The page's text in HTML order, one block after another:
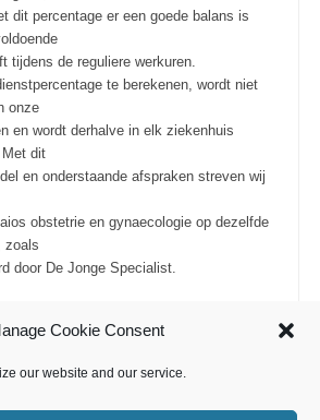
Cookie Consent
our website and our service.
dit percentage er een goede balans is
tijdens de reguliere werkuren.
te berekenen, wordt niet
onze
en wordt derhalve in elk ziekenhuis
dit
en onderstaande afspraken streven wij
obstetrie en gynaecologie op dezelfde
zoals
door De Jonge Specialist.